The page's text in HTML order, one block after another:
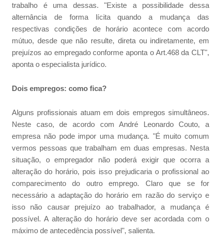
trabalho é uma dessas. "Existe a possibilidade dessa
alternância de forma lícita quando a mudança das
respectivas condições de horário acontece com acordo
mútuo, desde que não resulte, direta ou indiretamente, em
prejuízos ao empregado conforme aponta o Art.468 da CLT",
aponta o especialista jurídico.
Dois empregos: como fica?
Alguns profissionais atuam em dois empregos simultâneos.
Neste caso, de acordo com André Leonardo Couto, a
empresa não pode impor uma mudança. "É muito comum
vermos pessoas que trabalham em duas empresas. Nesta
situação, o empregador não poderá exigir que ocorra a
alteração do horário, pois isso prejudicaria o profissional ao
comparecimento do outro emprego. Claro que se for
necessário a adaptação do horário em razão do serviço e
isso não causar prejuízo ao trabalhador, a mudança é
possível. A alteração do horário deve ser acordada com o
máximo de antecedência possível", salienta.